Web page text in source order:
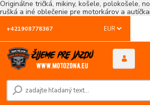
Originálne tričká, mikiny, košele, polokošele,
rušká a iné oblečenie pre motorkárov a
EUR
+421908778367